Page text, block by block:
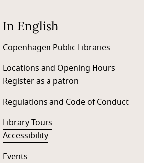
In English
Copenhagen Public Libraries
Locations and Opening Hours
Register as a patron
Regulations and Code of Conduct
Library Tours
Accessibility
Events